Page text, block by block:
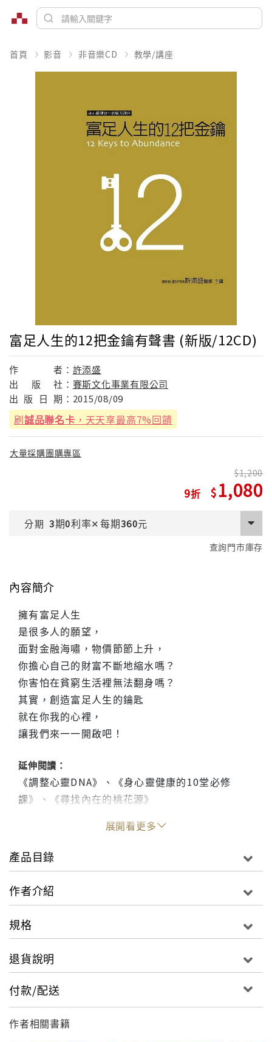
首頁 影音 非音樂CD 教學/講座
富足人生的12把金鑰有聲書 (新版/12CD)
作 者： 許添盛
出
版 社： 賽斯文化事業有限公司
出 版 日 期： 2015/08/09
刷誠品聯名卡 ，天天享最高7%回饋
大量採購團購專區
9
1,200
1,080
分期 3期0利率✕每期360元
查詢門市庫存
內容簡介
擁有富足人生
是很多人的願望，
面對金融海嘯，物價節節上升，
你擔心自己的財富不斷地縮水嗎？
你害怕在貧窮生活裡無法翻身嗎？
其實，創造富足人生的鑰匙
就在你我的心裡，
讓我們來一一開啟吧！
延伸閱讀：
《調整心靈DNA》、《身心靈健康的10堂必修
課》、《尋找內在的桃花源》
展開看更多
產品目錄
作者介紹
規格
退貨說明
付款/配送
作者相關書籍